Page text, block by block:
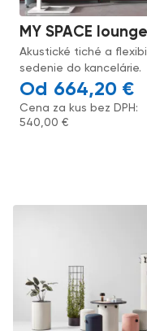
MY SPACE lounge
Akustické tiché a
sedenie do kancelárie.
664,20 €
Cena za kus bez DPH:
540,00€